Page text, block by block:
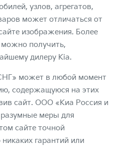
узлов, агрегатов,
может отличаться от
изображения. Более
получить,
дилеру Kia.
может в любой момент
содержащуюся на этих
сайт. ООО «Киа Россия и
меры для
сайте точной
гарантий или